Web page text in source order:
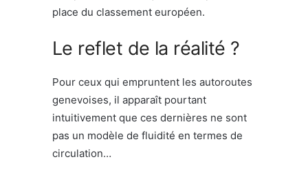
place du classement européen.
Le reflet de la réalité ?
Pour ceux qui empruntent les autoroutes
genevoises, il apparaît pourtant
intuitivement que ces dernières ne sont
pas un modèle de fluidité en termes de
circulation…